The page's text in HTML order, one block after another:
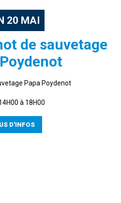
20 MAI
de sauvetage
Papa Poydenot
à 18H00
D'INFOS